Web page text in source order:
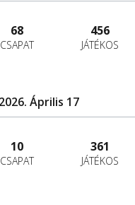
68
CSAPAT
456
JÁTÉKOS
Április 17
10
CSAPAT
361
JÁTÉKOS